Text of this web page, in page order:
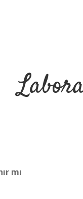
mı